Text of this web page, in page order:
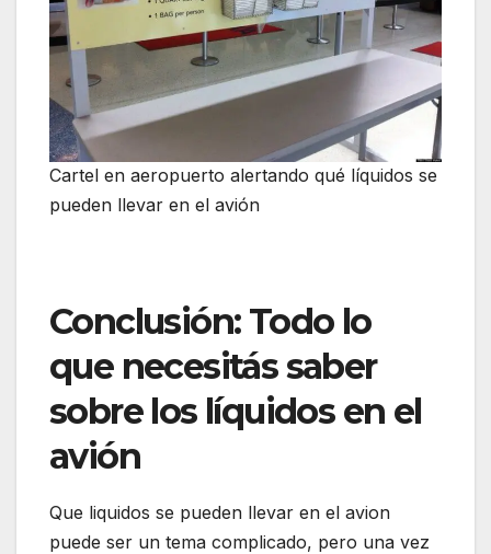
Cartel en aeropuerto alertando qué líquidos se
pueden llevar en el avión
Conclusión: Todo lo
que necesitás saber
sobre los líquidos en el
avión
Que liquidos se pueden llevar en el avion
puede ser un tema complicado, pero una vez